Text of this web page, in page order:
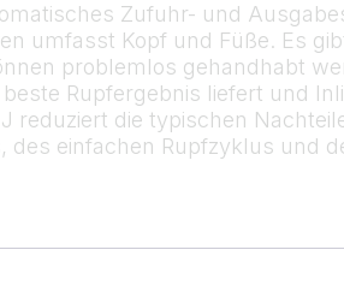
Zufuhr- und
umfasst Kopf und Füße. Es
problemlos gehandhabt
Rupfergebnis liefert und
reduziert die typischen
einfachen Rupfzyklus und